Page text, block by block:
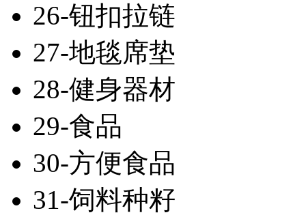
26-钮扣拉链
27-地毯席垫
28-健身器材
29-食品
30-方便食品
31-饲料种籽